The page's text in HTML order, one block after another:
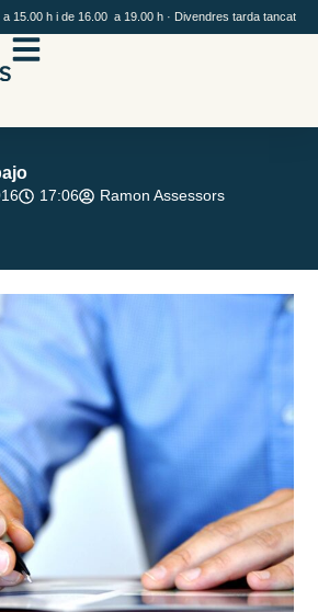
15.00 h i de 16.00 a 19.00 h · Divendres tarda tancat
17:06 Ramon Assessors